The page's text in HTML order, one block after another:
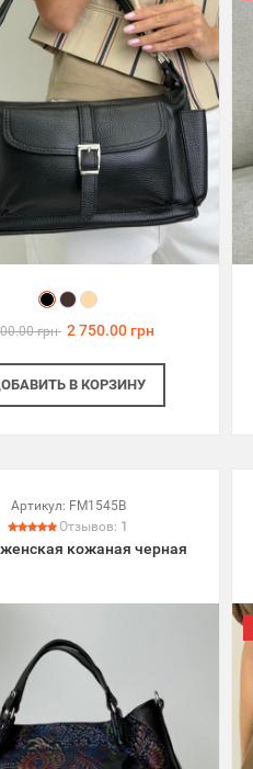
грн 2 750.00 грн
В КОРЗИНУ
Артикул: FM1545B
Отзывов: 1
кожаная черная